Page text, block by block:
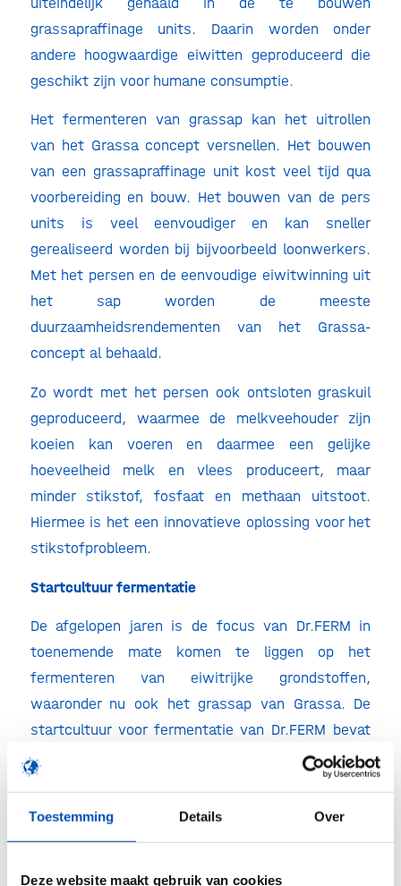
Toestemming Details Over
Deze website maakt gebruik van cookies
grassapraffinage units. Daarin worden onder
andere hoogwaardige eiwitten geproduceerd die
geschikt zijn voor humane consumptie.
Het fermenteren van grassap kan het uitrollen
van het Grassa concept versnellen. Het bouwen
van een grassapraffinage unit kost veel tijd qua
voorbereiding en bouw. Het bouwen van de pers
units is veel eenvoudiger en kan sneller
gerealiseerd worden bij bijvoorbeeld loonwerkers.
Met het persen en de eenvoudige eiwitwinning uit
het sap worden de meeste
duurzaamheidsrendementen van het Grassa-
concept al behaald.
Zo wordt met het persen ook ontsloten graskuil
geproduceerd, waarmee de melkveehouder zijn
koeien kan voeren en daarmee een gelijke
hoeveelheid melk en vlees produceert, maar
minder stikstof, fosfaat en methaan uitstoot.
Hiermee is het een innovatieve oplossing voor het
stikstofprobleem.
Startcultuur fermentatie
De afgelopen jaren is de focus van Dr.FERM in
toenemende mate komen te liggen op het
fermenteren van eiwitrijke grondstoffen,
waaronder nu ook het grassap van Grassa. De
startcultuur voor fermentatie van Dr.FERM bevat
een mengsel van twee soorten L.Plantarum en
één soort E.Faecium. “Normaliter gebruik ik het
mengsel voor hoge productie melkzuur en lage